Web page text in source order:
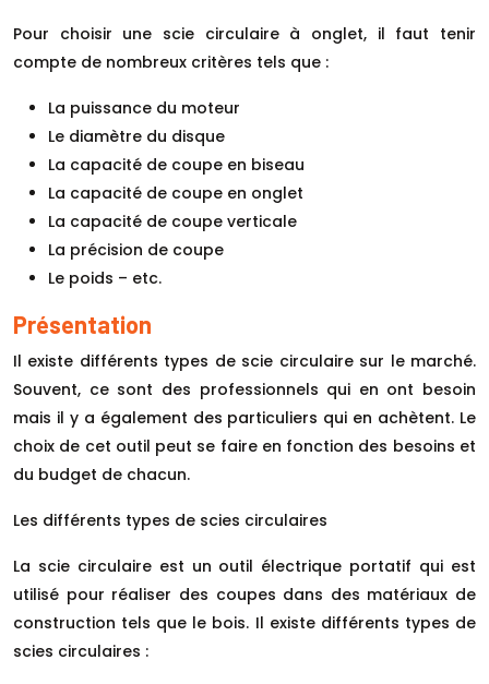
Pour choisir une scie circulaire à onglet, il faut tenir
compte de nombreux critères tels que :
La puissance du moteur
Le diamètre du disque
La capacité de coupe en biseau
La capacité de coupe en onglet
La capacité de coupe verticale
La précision de coupe
Le poids – etc.
Présentation
Il existe différents types de scie circulaire sur le marché.
Souvent, ce sont des professionnels qui en ont besoin
mais il y a également des particuliers qui en achètent. Le
choix de cet outil peut se faire en fonction des besoins et
du budget de chacun.
Les différents types de scies circulaires
La scie circulaire est un outil électrique portatif qui est
utilisé pour réaliser des coupes dans des matériaux de
construction tels que le bois. Il existe différents types de
scies circulaires :